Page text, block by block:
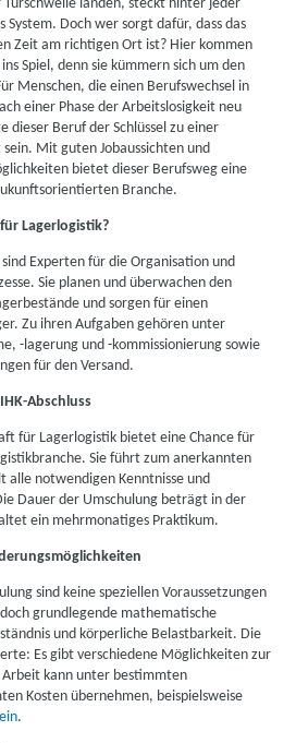
landen, steckt hinter jeder
System. Doch wer sorgt dafür, dass das
Zeit am richtigen Ort ist? Hier kommen
Spiel, denn sie kümmern sich um den
Menschen, die einen Berufswechsel in
einer Phase der Arbeitslosigkeit neu
Beruf der Schlüssel zu einer
Mit guten Jobaussichten und
bietet dieser Berufsweg eine
Branche.
Lagerlogistik?
Experten für die Organisation und
Sie planen und überwachen den
und sorgen für einen
Zu ihren Aufgaben gehören unter
-lagerung und -kommissionierung sowie
für den Versand.
Abschluss
für Lagerlogistik bietet eine Chance für
Sie führt zum anerkannten
alle notwendigen Kenntnisse und
Dauer der Umschulung beträgt in der
ein mehrmonatiges Praktikum.
sind keine speziellen Voraussetzungen
grundlegende mathematische
und körperliche Belastbarkeit. Die
Es gibt verschiedene Möglichkeiten zur
kann unter bestimmten
Kosten übernehmen, beispielsweise
.